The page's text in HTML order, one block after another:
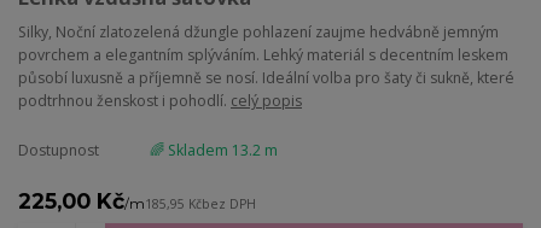
Silky, Noční zlatozelená džungle pohlazení zaujme hedvábně jemným
povrchem a elegantním splýváním. Lehký materiál s decentním leskem
působí luxusně a příjemně se nosí. Ideální volba pro šaty či sukně, které
podtrhnou ženskost i pohodlí. celý popis
Dostupnost 🌈 Skladem 13.2 m
225,00 Kč/m185,95 Kčbez DPH